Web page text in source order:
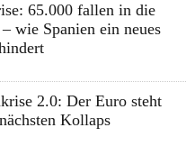
65.000 fallen in die
wie Spanien ein neues
2.0: Der Euro steht
Kollaps